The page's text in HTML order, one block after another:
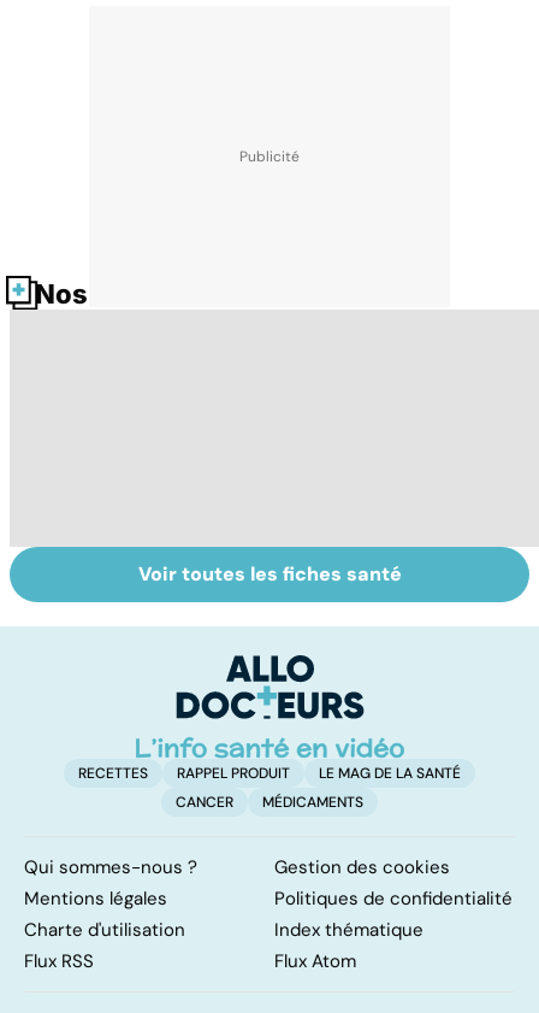
Nos fiches santé
Grand froid : nos
conseils
Perturbateurs
endocriniens :
notre santé
Voir toutes les fiches santé
RECETTES RAPPEL PRODUIT
LE MAG DE LA SANTÉ
CANCER
MÉDICAMENTS
Qui sommes-nous ?
Gestion des cookies
Mentions légales
Politiques de confidentialité
Charte d'utilisation
Index thématique
Flux RSS
Flux Atom